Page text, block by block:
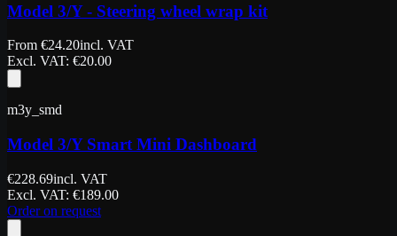
Model 3/Y - Steering wheel wrap kit
From €24.20incl. VAT
Excl. VAT: €20.00
m3y_smd
Model 3/Y Smart Mini Dashboard
€228.69incl. VAT
Excl. VAT: €189.00
Order on request